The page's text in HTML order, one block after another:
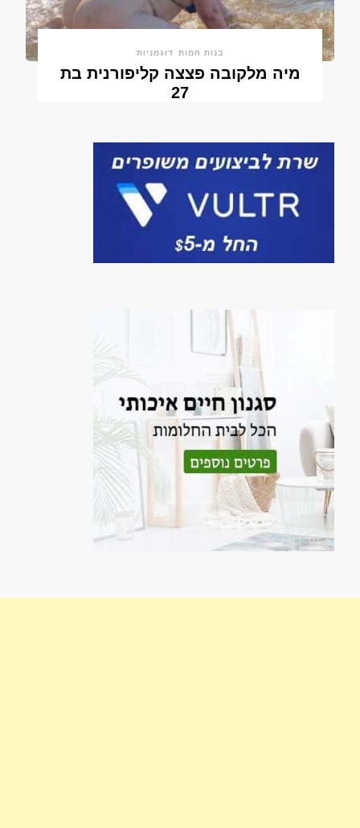
בנות חמות דוגמניות
מיה מלקובה פצצה קליפורנית בת
27